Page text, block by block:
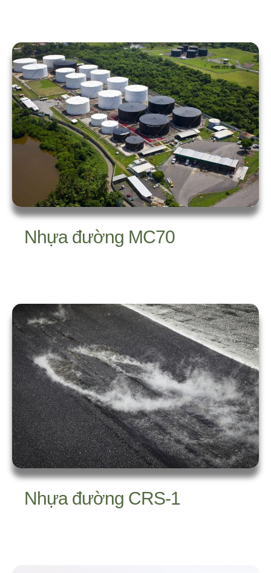
Nhựa đường MC70
Nhựa đường CRS-1